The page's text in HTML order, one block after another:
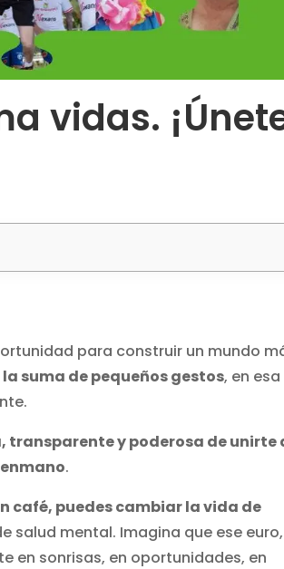
vidas.
para construir un mundo
suma de pequeños gestos, en esa
transparente y poderosa de unirte
.
café, puedes cambiar la vida de
salud mental. Imagina que ese euro,
en sonrisas, en oportunidades, en